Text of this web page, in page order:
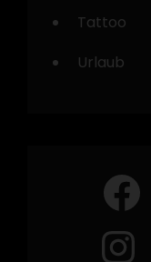
Tattoo
Urlaub